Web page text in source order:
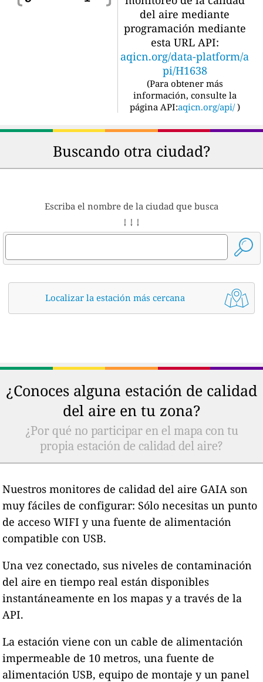
del aire mediante
programación mediante
esta URL API:
aqicn.org/data-platform/a
pi/H1638
(Para obtener más
información, consulte la
página API:aqicn.org/api/ )
Buscando otra ciudad?
Escriba el nombre de la ciudad que busca
↓ ↓ ↓
Localizar la estación más cercana
¿Conoces alguna estación de calidad
del aire en tu zona?
¿Por qué no participar en el mapa con tu
propia estación de calidad del aire?
Nuestros monitores de calidad del aire GAIA son
muy fáciles de configurar: Sólo necesitas un punto
de acceso WIFI y una fuente de alimentación
compatible con USB.
Una vez conectado, sus niveles de contaminación
del aire en tiempo real están disponibles
instantáneamente en los mapas y a través de la
API.
La estación viene con un cable de alimentación
impermeable de 10 metros, una fuente de
alimentación USB, equipo de montaje y un panel